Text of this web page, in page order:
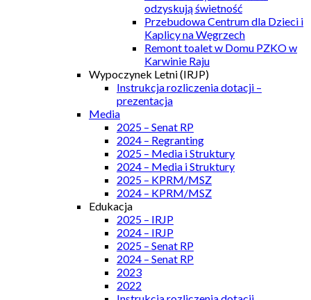
odzyskują świetność
Przebudowa Centrum dla Dzieci i
Kaplicy na Węgrzech
Remont toalet w Domu PZKO w
Karwinie Raju
Wypoczynek Letni (IRJP)
Instrukcja rozliczenia dotacji –
prezentacja
Media
2025 – Senat RP
2024 – Regranting
2025 – Media i Struktury
2024 – Media i Struktury
2025 – KPRM/MSZ
2024 – KPRM/MSZ
Edukacja
2025 – IRJP
2024 – IRJP
2025 – Senat RP
2024 – Senat RP
2023
2022